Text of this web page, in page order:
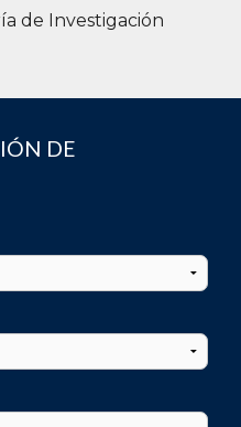
de Investigación
DE